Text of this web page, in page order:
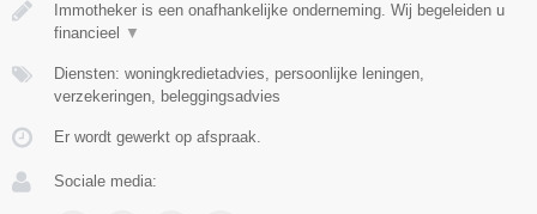
Immotheker is een onafhankelijke onderneming. Wij begeleiden u
financieel
▼
Diensten: woningkredietadvies, persoonlijke leningen,
verzekeringen, beleggingsadvies
Er wordt gewerkt op afspraak.
Sociale media: